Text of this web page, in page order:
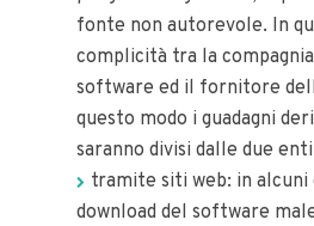
fonte non autorevole. In
complicità tra la
software ed il fornitore
questo modo i guadagni
saranno divisi dalle due
tramite siti web: in alcuni
download del software